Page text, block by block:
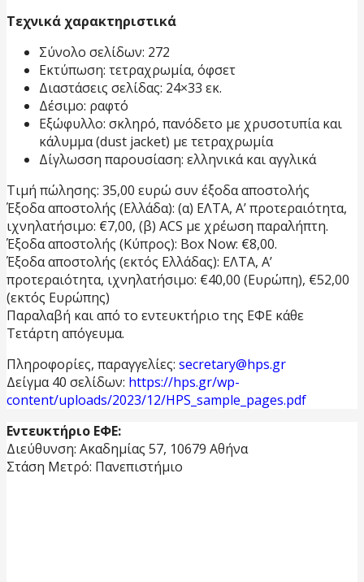
Τεχνικά χαρακτηριστικά
Σύνολο σελίδων: 272
Εκτύπωση: τετραχρωμία, όφσετ
Διαστάσεις σελίδας: 24×33 εκ.
Δέσιμο: ραφτό
Εξώφυλλο: σκληρό, πανόδετο με χρυσοτυπία και
κάλυμμα (dust jacket) με τετραχρωμία
Δίγλωσση παρουσίαση: ελληνικά και αγγλικά
Τιμή πώλησης: 35,00 ευρώ συν έξοδα αποστολής
Έξοδα αποστολής (Ελλάδα): (α) ΕΛΤΑ, Α’ προτεραιότητα,
ιχνηλατήσιμο: €7,00, (β) ACS με χρέωση παραλήπτη.
Έξοδα αποστολής (Κύπρος): Box Now: €8,00.
Έξοδα αποστολής (εκτός Ελλάδας): ΕΛΤΑ, Α’
προτεραιότητα, ιχνηλατήσιμο: €40,00 (Ευρώπη), €52,00
(εκτός Ευρώπης)
Παραλαβή και από το εντευκτήριο της ΕΦΕ κάθε
Τετάρτη απόγευμα.
Πληροφορίες, παραγγελίες: secretary@hps.gr
Δείγμα 40 σελίδων: https://hps.gr/wp-
content/uploads/2023/12/HPS_sample_pages.pdf
Εντευκτήριο ΕΦΕ:
Διεύθυνση: Ακαδημίας 57, 10679 Αθήνα
Στάση Μετρό: Πανεπιστήμιο